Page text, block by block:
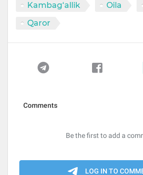
Kambag‘allik Oila
Qaror